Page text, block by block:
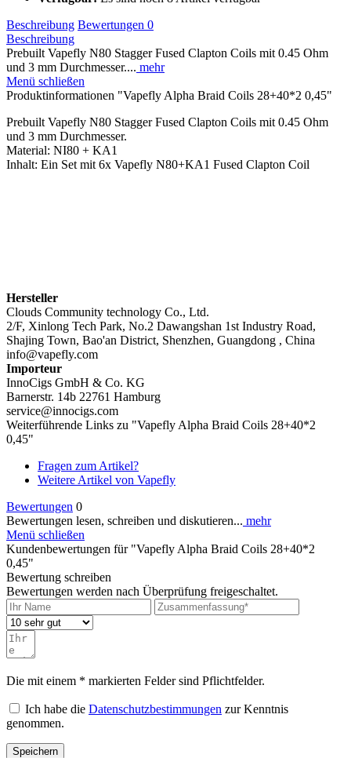
Beschreibung Bewertungen 0
Beschreibung
Prebuilt Vapefly N80 Stagger Fused Clapton Coils mit 0.45 Ohm
und 3 mm Durchmesser.... mehr
Menü schließen
Produktinformationen "Vapefly Alpha Braid Coils 28+40*2 0,45"
Prebuilt Vapefly N80 Stagger Fused Clapton Coils mit 0.45 Ohm
und 3 mm Durchmesser.
Material: NI80 + KA1
Inhalt: Ein Set mit 6x Vapefly N80+KA1 Fused Clapton Coil
Hersteller
Clouds Community technology Co., Ltd.
2/F, Xinlong Tech Park, No.2 Dawangshan 1st Industry Road,
Shajing Town, Bao'an District, Shenzhen, Guangdong , China
info@vapefly.com
Importeur
InnoCigs GmbH & Co. KG
Barnerstr. 14b 22761 Hamburg
service@innocigs.com
Weiterführende Links zu "Vapefly Alpha Braid Coils 28+40*2
0,45"
Fragen zum Artikel?
Weitere Artikel von Vapefly
Bewertungen 0
Bewertungen lesen, schreiben und diskutieren... mehr
Menü schließen
Kundenbewertungen für "Vapefly Alpha Braid Coils 28+40*2
0,45"
Bewertung schreiben
Bewertungen werden nach Überprüfung freigeschaltet.
Die mit einem * markierten Felder sind Pflichtfelder.
Ich habe die Datenschutzbestimmungen zur Kenntnis
genommen.
Speichern